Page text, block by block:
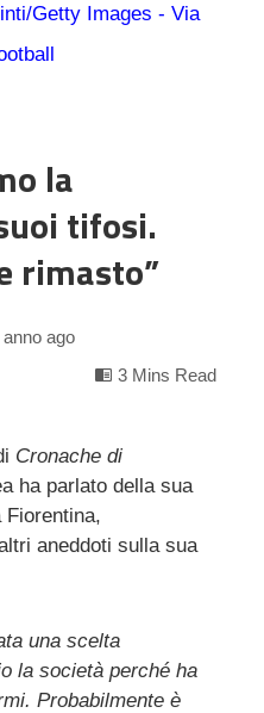
Getty Images - Via
la
tifosi.
rimasto”
anno ago
3 Mins Read
Cronache di
ha parlato della sua
aneddoti sulla sua
una scelta
la società perché ha
Probabilmente è